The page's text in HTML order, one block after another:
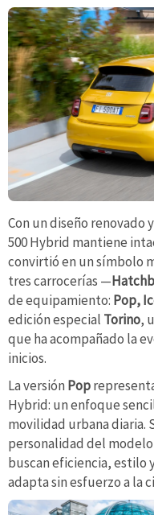
Con un diseño renovado
500 Hybrid mantiene
convirtió en un símbolo
tres carrocerías —
de equipamiento: Pop,
edición especial Torino,
que ha acompañado la
inicios.
La versión Pop
Hybrid: un enfoque
movilidad urbana diaria.
personalidad del
buscan eficiencia, estilo
adapta sin esfuerzo a la